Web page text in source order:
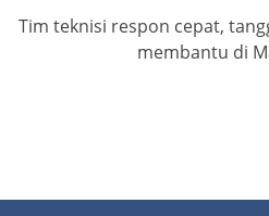
Tim teknisi respon cepat,
membantu di